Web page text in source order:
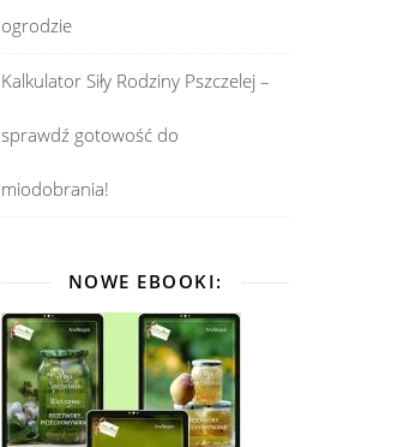
ogrodzie
Kalkulator Siły Rodziny Pszczelej –
sprawdź gotowość do
miodobrania!
NOWE EBOOKI: